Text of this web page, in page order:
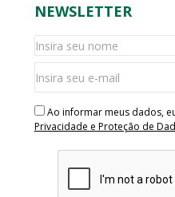
NEWSLETTER
Ao informar meus dados,
Privacidade e Proteção de